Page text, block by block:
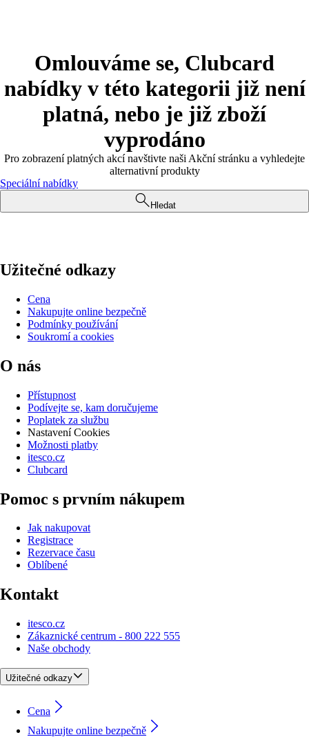
Omlouváme se, Clubcard
nabídky v této kategorii již není
platná, nebo je již zboží
vyprodáno
Pro zobrazení platných akcí navštivte naši Akční stránku a vyhledejte
alternativní produkty
Speciální nabídky
Hledat
Užitečné odkazy
Cena
Nakupujte online bezpečně
Podmínky používání
Soukromí a cookies
O nás
Přístupnost
Podívejte se, kam doručujeme
Poplatek za službu
Nastavení Cookies
Možnosti platby
itesco.cz
Clubcard
Pomoc s prvním nákupem
Jak nakupovat
Registrace
Rezervace času
Oblíbené
Kontakt
itesco.cz
Zákaznické centrum - 800 222 555
Naše obchody
Užitečné odkazy
Cena
Nakupujte online bezpečně